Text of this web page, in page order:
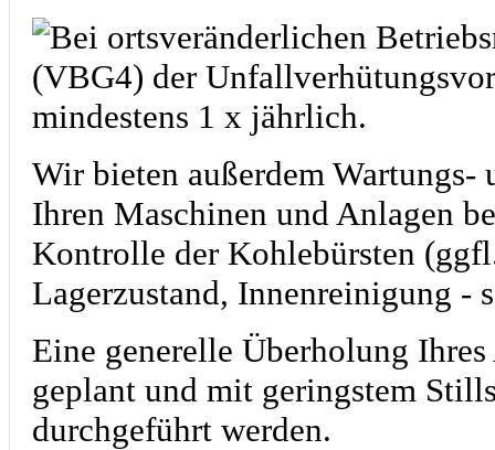
Bei ortsveränderlichen
(VBG4) der
mindestens 1 x jährlich.
Wir bieten außerdem
Ihren Maschinen und Anlagen
Kontrolle der Kohlebürsten
Lagerzustand, Innenreinigung -
Eine generelle Überholung
geplant und mit geringstem
durchgeführt werden.